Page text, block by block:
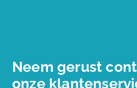
Neem gerust
onze